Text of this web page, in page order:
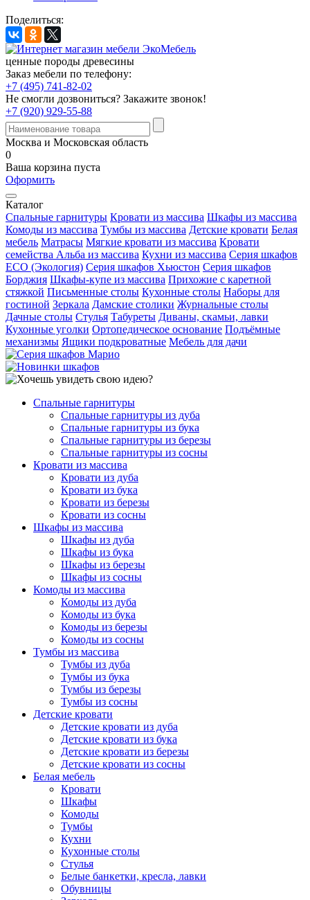
Поделиться:
ценные породы древесины
Заказ мебели по телефону:
+7 (495) 741-82-02
Не смогли дозвониться? Закажите звонок!
+7 (920) 929-55-88
Москва и Московская область
0
Ваша корзина пуста
Оформить
Каталог
Спальные гарнитуры Кровати из массива Шкафы из массива
Комоды из массива Тумбы из массива Детские кровати Белая
мебель Матрасы Мягкие кровати из массива Кровати
семейства Альба из массива Кухни из массива Серия шкафов
ECO (Экология) Серия шкафов Хьюстон Серия шкафов
Борджия Шкафы-купе из массива Прихожие с каретной
стяжкой Письменные столы Кухонные столы Наборы для
гостиной Зеркала Дамские столики Журнальные столы
Дачные столы Стулья Табуреты Диваны, скамьи, лавки
Кухонные уголки Ортопедическое основание Подъёмные
механизмы Ящики подкроватные Мебель для дачи
Спальные гарнитуры
Спальные гарнитуры из дуба
Спальные гарнитуры из бука
Спальные гарнитуры из березы
Спальные гарнитуры из сосны
Кровати из массива
Кровати из дуба
Кровати из бука
Кровати из березы
Кровати из сосны
Шкафы из массива
Шкафы из дуба
Шкафы из бука
Шкафы из березы
Шкафы из сосны
Комоды из массива
Комоды из дуба
Комоды из бука
Комоды из березы
Комоды из сосны
Тумбы из массива
Тумбы из дуба
Тумбы из бука
Тумбы из березы
Тумбы из сосны
Детские кровати
Детские кровати из дуба
Детские кровати из бука
Детские кровати из березы
Детские кровати из сосны
Белая мебель
Кровати
Шкафы
Комоды
Тумбы
Кухни
Кухонные столы
Стулья
Белые банкетки, кресла, лавки
Обувницы